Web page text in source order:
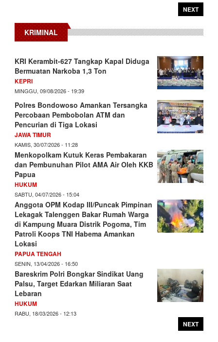
NEXT
KRIMINAL
KRI Kerambit-627 Tangkap Kapal Diduga
Bermuatan Narkoba 1,3 Ton
KEPRI
MINGGU, 09/08/2026 - 19:39
Polres Bondowoso Amankan Tersangka
Percobaan Pembobolan ATM dan
Pencurian di Tiga Lokasi
JAWA TIMUR
KAMIS, 30/07/2026 - 11:28
Menkopolkam Kutuk Keras Pembakaran
dan Pembunuhan Pilot AMA Air Oleh KKB
Papua
HUKUM
SABTU, 04/07/2026 - 15:04
Anggota OPM Kodap III/Puncak Pimpinan
Lekagak Talenggen Bakar Rumah Warga
di Kampung Muara Distrik Pogoma, Tim
Patroli Koops TNI Habema Amankan
Lokasi
PAPUA TENGAH
SENIN, 13/04/2026 - 16:50
Bareskrim Polri Bongkar Sindikat Uang
Palsu, Target Edarkan Miliaran Saat
Lebaran
HUKUM
RABU, 18/03/2026 - 12:13
NEXT